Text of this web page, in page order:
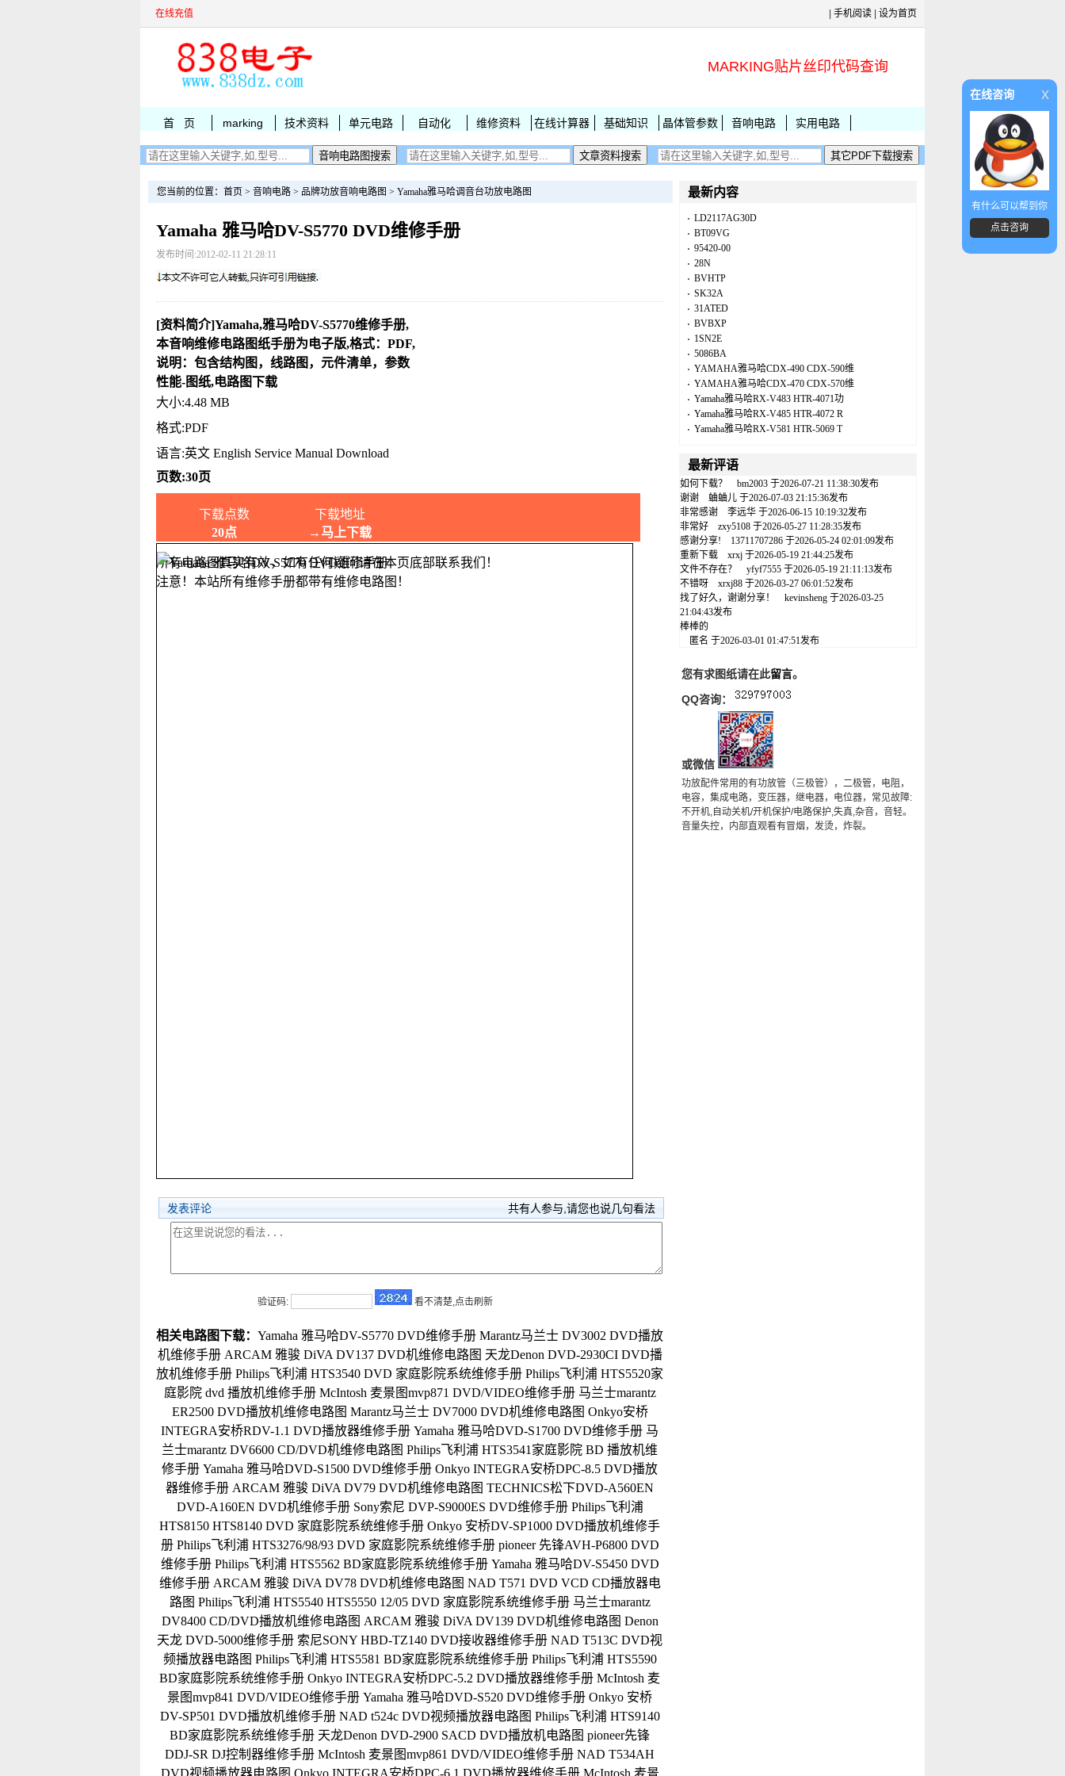
在线充值 手机阅读 设为首页
MARKING贴片丝印代码查询
首 页 marking 技术资料 单元电路 自动化 维修资料 在线计算器 基础知识 晶体管参数 音响电路 实用电路
您当前的位置： 首页 > 音响电路 > 品牌功放音响电路图 > Yamaha雅马哈调音台功放电路图
Yamaha 雅马哈DV-S5770 DVD维修手册
发布时间:2012-02-11 21:28:11
[资料简介]Yamaha,雅马哈DV-S5770维修手册,
本音响维修电路图纸手册为电子版,格式：PDF,
说明：包含结构图，线路图，元件清单，参数
性能-图纸,电路图下载
大小:4.48 MB
格式:PDF
语言:英文 English Service Manual Download
页数:30页
下载点数
下载地址
20点
→马上下载
所有电路图真实有效，如有任何疑问请在本页底部联系我们！
注意！本站所有维修手册都带有维修电路图！
发表评论 共有人参与,请您也说几句看法
验证码: 看不清楚,点击刷新
相关电路图下载： Yamaha 雅马哈DV-S5770 DVD维修手册 Marantz马兰士 DV3002 DVD播放
机维修手册 ARCAM 雅骏 DiVA DV137 DVD机维修电路图 天龙Denon DVD-2930CI DVD播
放机维修手册 Philips飞利浦 HTS3540 DVD 家庭影院系统维修手册 Philips飞利浦 HTS5520家
庭影院 dvd 播放机维修手册 McIntosh 麦景图mvp871 DVD/VIDEO维修手册 马兰士marantz
ER2500 DVD播放机维修电路图 Marantz马兰士 DV7000 DVD机维修电路图 Onkyo安桥
INTEGRA安桥RDV-1.1 DVD播放器维修手册 Yamaha 雅马哈DVD-S1700 DVD维修手册 马
兰士marantz DV6600 CD/DVD机维修电路图 Philips飞利浦 HTS3541家庭影院 BD 播放机维
修手册 Yamaha 雅马哈DVD-S1500 DVD维修手册 Onkyo INTEGRA安桥DPC-8.5 DVD播放
器维修手册 ARCAM 雅骏 DiVA DV79 DVD机维修电路图 TECHNICS松下DVD-A560EN
DVD-A160EN DVD机维修手册 Sony索尼 DVP-S9000ES DVD维修手册 Philips飞利浦
HTS8150 HTS8140 DVD 家庭影院系统维修手册 Onkyo 安桥DV-SP1000 DVD播放机维修手
册 Philips飞利浦 HTS3276/98/93 DVD 家庭影院系统维修手册 pioneer 先锋AVH-P6800 DVD
维修手册 Philips飞利浦 HTS5562 BD家庭影院系统维修手册 Yamaha 雅马哈DV-S5450 DVD
维修手册 ARCAM 雅骏 DiVA DV78 DVD机维修电路图 NAD T571 DVD VCD CD播放器电
路图 Philips飞利浦 HTS5540 HTS5550 12/05 DVD 家庭影院系统维修手册 马兰士marantz
DV8400 CD/DVD播放机维修电路图 ARCAM 雅骏 DiVA DV139 DVD机维修电路图 Denon
天龙 DVD-5000维修手册 索尼SONY HBD-TZ140 DVD接收器维修手册 NAD T513C DVD视
频播放器电路图 Philips飞利浦 HTS5581 BD家庭影院系统维修手册 Philips飞利浦 HTS5590
BD家庭影院系统维修手册 Onkyo INTEGRA安桥DPC-5.2 DVD播放器维修手册 McIntosh 麦
景图mvp841 DVD/VIDEO维修手册 Yamaha 雅马哈DVD-S520 DVD维修手册 Onkyo 安桥
DV-SP501 DVD播放机维修手册 NAD t524c DVD视频播放器电路图 Philips飞利浦 HTS9140
BD家庭影院系统维修手册 天龙Denon DVD-2900 SACD DVD播放机电路图 pioneer先锋
DDJ-SR DJ控制器维修手册 McIntosh 麦景图mvp861 DVD/VIDEO维修手册 NAD T534AH
DVD视频播放器电路图 Onkyo INTEGRA安桥DPC-6.1 DVD播放器维修手册 McIntosh 麦景
最新内容
LD2117AG30D
BT09VG
95420-00
28N
BVHTP
SK32A
31ATED
BVBXP
1SN2E
5086BA
YAMAHA雅马哈CDX-490 CDX-590维
YAMAHA雅马哈CDX-470 CDX-570维
Yamaha雅马哈RX-V483 HTR-4071功
Yamaha雅马哈RX-V485 HTR-4072 R
Yamaha雅马哈RX-V581 HTR-5069 T
最新评语
如何下载？ bm2003 于2026-07-21 11:38:30发布
谢谢
蛐蛐儿 于2026-07-03 21:15:36发布
非常感谢
李远华 于2026-06-15 10:19:32发布
非常好
zxy5108 于2026-05-27 11:28:35发布
感谢分享!
13711707286 于2026-05-24 02:01:09发布
重新下载
xrxj 于2026-05-19 21:44:25发布
文件不存在？
yfyf7555 于2026-05-19 21:11:13发布
不错呀
xrxj88 于2026-03-27 06:01:52发布
找了好久，谢谢分享！
kevinsheng 于2026-03-25
21:04:43发布
棒棒的
匿名 于2026-03-01 01:47:51发布
您有求图纸请在此留言。
QQ咨询：
或微信
功放配件常用的有功放管（三极管），二极管，电阻，
电容，集成电路，变压器，继电器，电位器，常见故障:
不开机,自动关机/开机保护/电路保护,失真,杂音，音轻。
音量失控，内部直观看有冒烟，发烫，炸裂。
在线咨询 x
有什么可以帮到你
点击咨询